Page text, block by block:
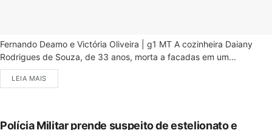
Fernando Deamo e Victória Oliveira | g1 MT A cozinheira Daiany
Rodrigues de Souza, de 33 anos, morta a facadas em um...
LEIA MAIS
Polícia Militar prende suspeito de estelionato e